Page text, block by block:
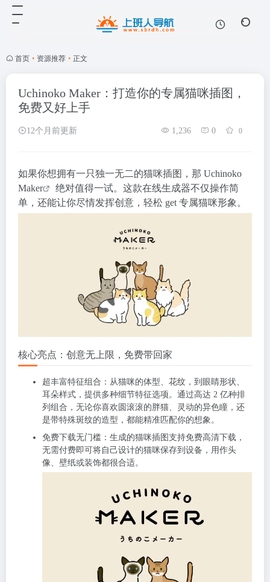
首页 • 资源推荐 • 正文
Uchinoko Maker：打造你的专属猫咪插图，
免费又好上手
12个月前更新 1,236 0 0
如果你想拥有一只独一无二的猫咪插图，那 Uchinoko
Maker
绝对值得一试。这款在线生成器不仅操作简
单，还能让你尽情发挥创意，轻松 get 专属猫咪形象。
核心亮点：创意无上限，免费带回家
超丰富特征组合 ：从猫咪的体型、花纹，到眼睛形状、
耳朵样式，提供多种细节特征选项。通过高达 2 亿种排
列组合，无论你喜欢圆滚滚的胖猫、灵动的异色瞳，还
是带特殊斑纹的造型，都能精准匹配你的想象。
免费下载无门槛 ：生成的猫咪插图支持免费高清下载，
无需付费即可将自己设计的猫咪保存到设备，用作头
像、壁纸或装饰都很合适。